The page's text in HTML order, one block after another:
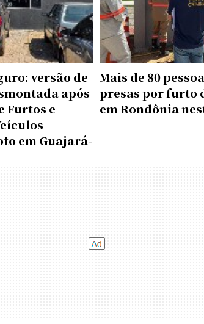
versão de
após
Furtos e
em Guajará-
Mais de 80
presas por furto
em Rondônia